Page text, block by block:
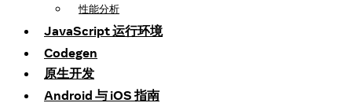
性能分析
JavaScript 运行环境
Codegen
原生开发
Android 与 iOS 指南